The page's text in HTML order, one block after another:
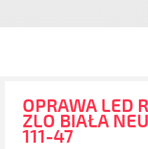
OPRAWA LED
ZLO BIAŁA
111-47